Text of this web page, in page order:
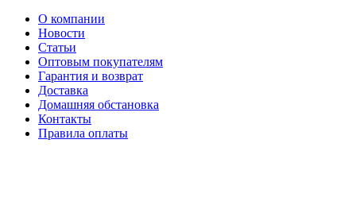
О компании
Новости
Статьи
Оптовым покупателям
Гарантия и возврат
Доставка
Домашняя обстановка
Контакты
Правила оплаты